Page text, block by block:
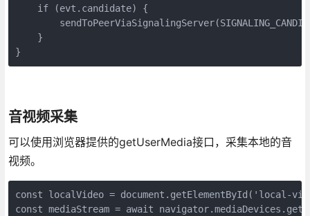
    if (evt.candidate) {
    }
}
音视频采集
可以使用浏览器提供的getUserMedia接口，采集本地的音
视频。
const localVideo = document.getElementById('local-
const mediaStream = await